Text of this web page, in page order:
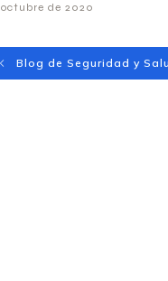
octubre de 2020
Blog de Seguridad y